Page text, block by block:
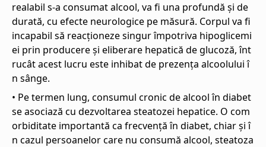
realabil s-a consumat alcool, va fi una profundă și de
durată, cu efecte neurologice pe măsură. Corpul va fi
incapabil să reacționeze singur împotriva hipoglicemi
ei prin producere și eliberare hepatică de glucoză, înt
rucât acest lucru este inhibat de prezența alcoolului î
n sânge.
• Pe termen lung, consumul cronic de alcool în diabet
se asociază cu dezvoltarea steatozei hepatice. O com
orbiditate importantă ca frecvență în diabet, chiar și î
n cazul persoanelor care nu consumă alcool, steatoza